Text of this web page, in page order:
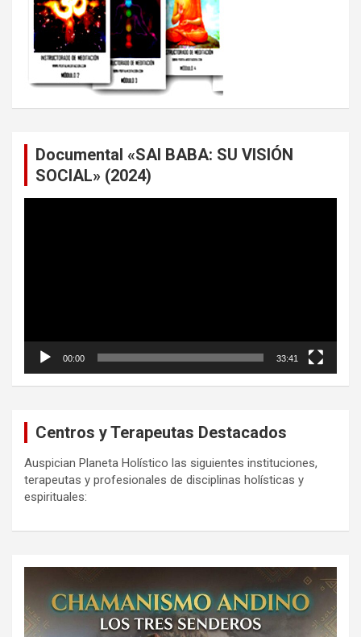
Documental «SAI BABA: SU VISIÓN
SOCIAL» (2024)
00:00 33:41
Centros y Terapeutas Destacados
Auspician Planeta Holístico las siguientes instituciones,
terapeutas y profesionales de disciplinas holísticas y
espirituales: